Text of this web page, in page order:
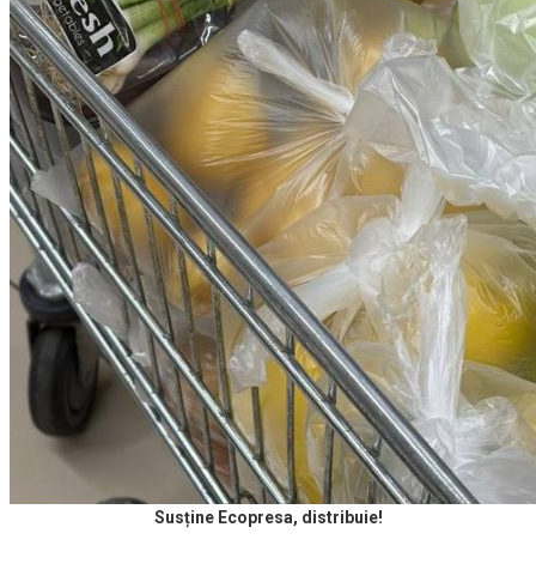
Susține Ecopresa, distribuie!